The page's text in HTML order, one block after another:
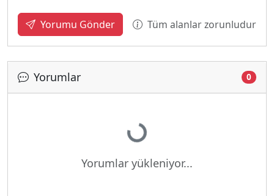
Yorumu Gönder Tüm alanlar zorunludur
Yorumlar 0
Yükleniyor...
Yorumlar yükleniyor...